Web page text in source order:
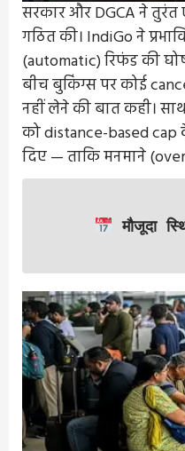
सरकार और DGCA ने तुरंत
गठित की। IndiGo ने
(automatic) रिफंड की
बीच बुकिंग्स पर कोई
नहीं लेने की बात कही।
को distance-based cap
दिए — ताकि मनमाने
मौजूदा